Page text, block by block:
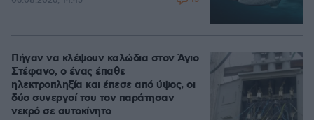
Πήγαν να κλέψουν καλώδια στον Άγιο
Στέφανο, ο ένας έπαθε
ηλεκτροπληξία και έπεσε από ύψος, οι
δύο συνεργοί του τον παράτησαν
νεκρό σε αυτοκίνητο